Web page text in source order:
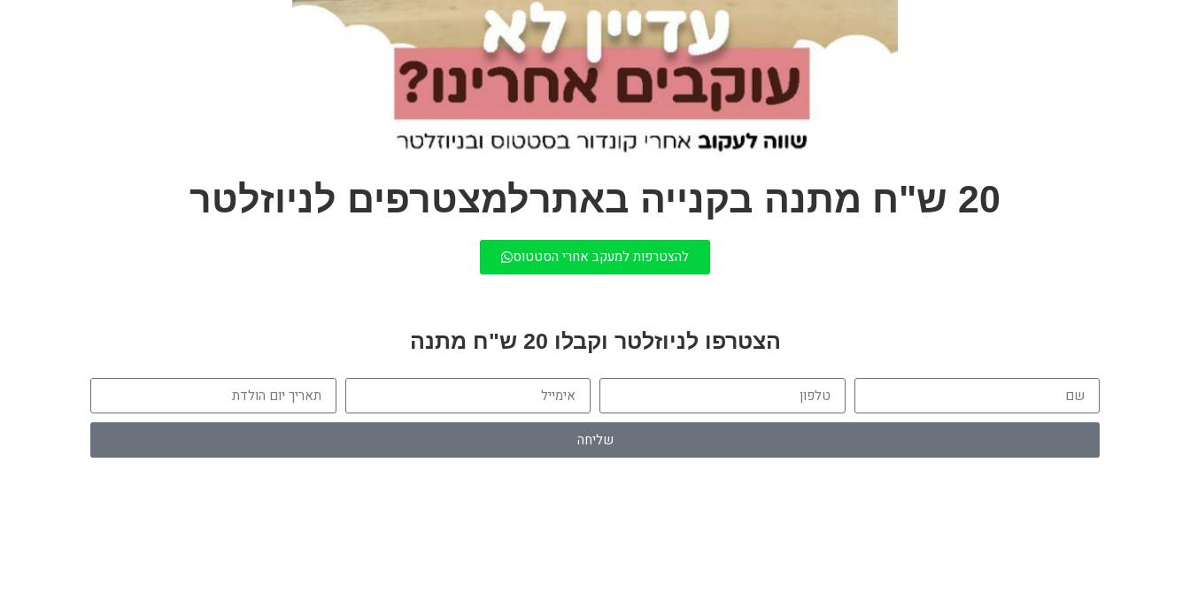
20 ש"ח מתנה בקנייה באתרלמצטרפים לניוזלטר
להצטרפות למעקב אחרי הסטטוס
הצטרפו לניוזלטר וקבלו 20 ש"ח מתנה
שליחה